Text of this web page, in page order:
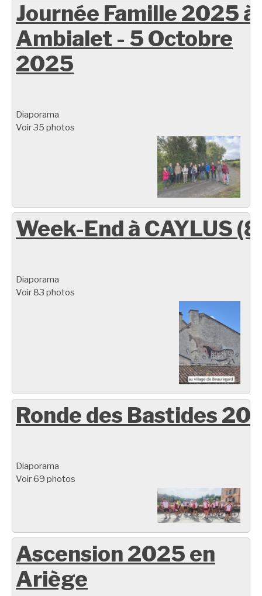
Journée Famille 2025 à
Ambialet - 5 Octobre
2025
Diaporama
Voir 35 photos
Week-End à CAYLUS
Diaporama
Voir 83 photos
Ronde des Bastides
Diaporama
Voir 69 photos
Ascension 2025 en
Ariège